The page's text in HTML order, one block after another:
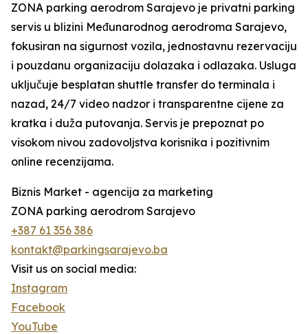
ZONA parking aerodrom Sarajevo je privatni parking
servis u blizini Međunarodnog aerodroma Sarajevo,
fokusiran na sigurnost vozila, jednostavnu rezervaciju
i pouzdanu organizaciju dolazaka i odlazaka. Usluga
uključuje besplatan shuttle transfer do terminala i
nazad, 24/7 video nadzor i transparentne cijene za
kratka i duža putovanja. Servis je prepoznat po
visokom nivou zadovoljstva korisnika i pozitivnim
online recenzijama.
Biznis Market - agencija za marketing
ZONA parking aerodrom Sarajevo
+387 61 356 386
kontakt@parkingsarajevo.ba
Visit us on social media:
Instagram
Facebook
YouTube